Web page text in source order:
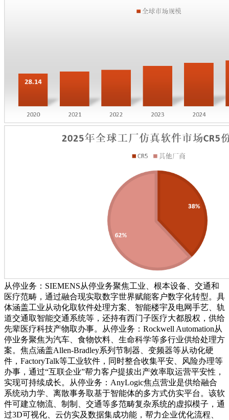
从停业务：SIEMENS从停业务聚焦工业、根本设备、交通和
医疗范畴，通过融合现实取数字世界赋能客户数字化转型。具
体涵盖工业从动化取软件处理方案、智能楼宇及电网手艺、轨
道交通取智能交通系统等，还持有西门子医疗大都股权，供给
先辈医疗科技产物取办事。从停业务：Rockwell Automation从
停业务聚焦为汽车、食物饮料、生命科学等多行业供给处理方
案。焦点涵盖Allen-Bradley系列节制器、变频器等从动化硬
件，FactoryTalk等工业软件，同时整合收集平安、风险办理等
办事，通过“互联企业”帮力客户提拔出产效率取运营平安性，
实现可持续成长。从停业务：AnyLogic焦点营业是供给融合
系统动力学、离散事务取基于智能体的多方式仿实平台。该软
件可建立物流、制制、交通等多范畴复杂系统的虚拟模子，通
过3D可视化、云仿实及数据集成功能，帮力企业优化流程、